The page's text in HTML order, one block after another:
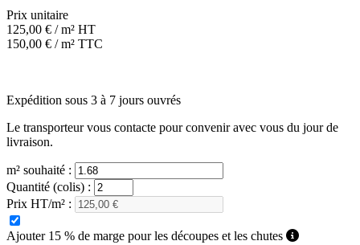
Prix unitaire
125,00 € / m² HT
150,00 € / m² TTC
Expédition sous 3 à 7 jours ouvrés
Le transporteur vous contacte pour convenir avec vous du jour de
livraison.
m² souhaité :
Quantité (colis) :
Prix HT/m² :
Ajouter 15 % de marge pour les découpes et les chutes